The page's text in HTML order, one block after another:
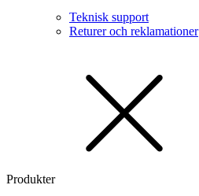
Teknisk support
Returer och reklamationer
Produkter